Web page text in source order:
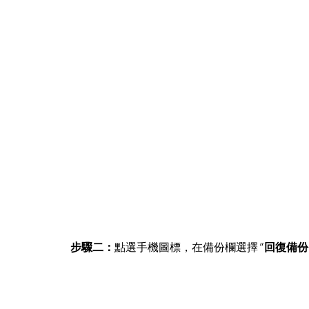
步驟二： 點選手機圖標，在備份欄選擇 “ 回復備份